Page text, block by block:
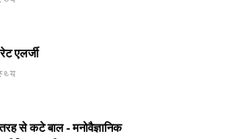
एलर्जी
से कटे बाल - मनोवैज्ञानिक